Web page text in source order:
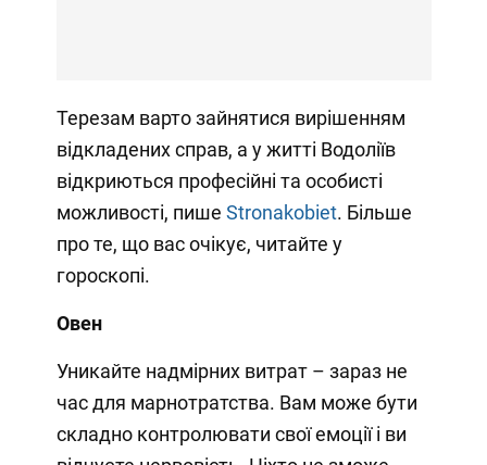
Терезам варто зайнятися вирішенням
відкладених справ, а у житті Водоліїв
відкриються професійні та особисті
можливості, пише Stronakobiet. Більше
про те, що вас очікує, читайте у
гороскопі.
Овен
Уникайте надмірних витрат – зараз не
час для марнотратства. Вам може бути
складно контролювати свої емоції і ви